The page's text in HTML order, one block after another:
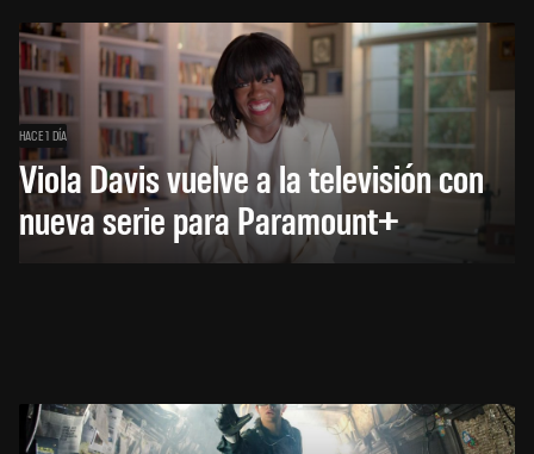
HACE 1 DÍA
Viola Davis vuelve a la televisión con
nueva serie para Paramount+